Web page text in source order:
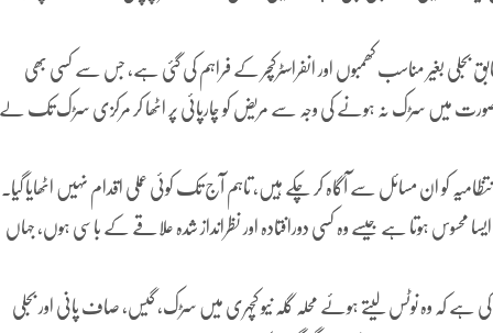
بغیر مناسب کھمبوں اور انفراسٹرکچر کے فراہم کی گئی ہے، جس سے کسی بھی
صورت میں سڑک نہ ہونے کی وجہ سے مریض کو چارپائی پر اٹھا کر مرکزی سڑک تک لے
کو ان مسائل سے آگاہ کر چکے ہیں، تاہم آج تک کوئی عملی اقدام نہیں اٹھایا گیا۔
محسوس ہوتا ہے جیسے وہ کسی دورافتادہ اور نظرانداز شدہ علاقے کے باسی ہوں، جہاں
ہے کہ وہ نوٹس لیتے ہوئے محلہ گلہ نیو کچہری میں سڑک، گیس، صاف پانی اور بجلی